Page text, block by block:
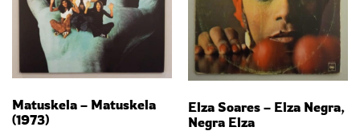
Matuskela – Matuskela
(1973)
Elza Soares – Elza Negra,
Negra Elza